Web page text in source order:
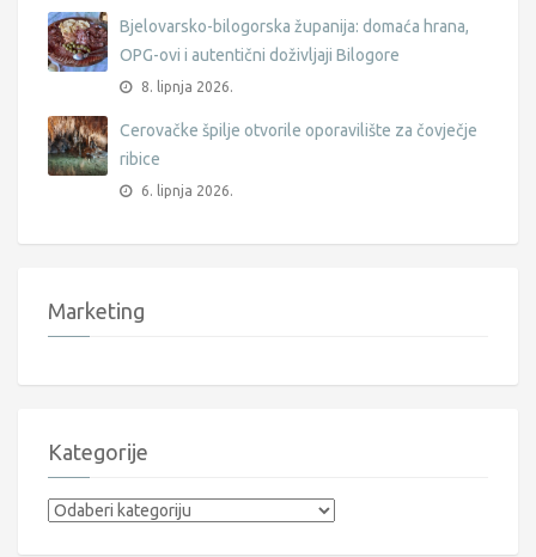
Bjelovarsko-bilogorska županija: domaća hrana,
OPG-ovi i autentični doživljaji Bilogore
8. lipnja 2026.
Cerovačke špilje otvorile oporavilište za čovječje
ribice
6. lipnja 2026.
Marketing
Kategorije
Kategorije